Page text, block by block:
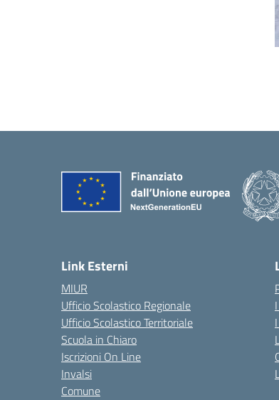
Link Esterni
MIUR
Ufficio Scolastico Regionale
Ufficio Scolastico Territoriale
Scuola in Chiaro
Iscrizioni On Line
Invalsi
Comune